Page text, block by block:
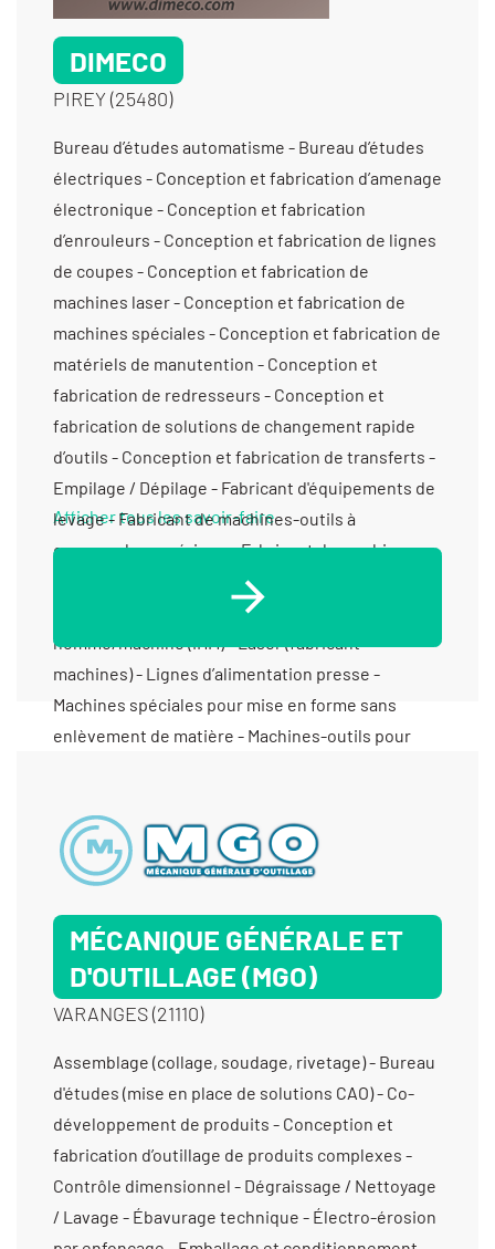
DIMECO
PIREY (25480)
Bureau d’études automatisme - Bureau d’études
électriques - Conception et fabrication d’amenage
électronique - Conception et fabrication
d’enrouleurs - Conception et fabrication de lignes
de coupes - Conception et fabrication de
machines laser - Conception et fabrication de
machines spéciales - Conception et fabrication de
matériels de manutention - Conception et
fabrication de redresseurs - Conception et
fabrication de solutions de changement rapide
d’outils - Conception et fabrication de transferts -
Empilage / Dépilage - Fabricant d'équipements de
levage - Fabricant de machines-outils à
commande numérique - Fabricant de machines-
outils de série - Fabrication de sous-ensembles et
d'ensembles pour machines spéciales - Interface
homme/machine (IHM) - Laser (fabricant
machines) - Lignes d’alimentation presse -
Machines spéciales pour mise en forme sans
enlèvement de matière - Machines-outils pour
sans enlèvement de matière - Négoce de produits
industriels - Pliage - Poinçonneuse - Redressage -
Rétrofit machines-outils
Afficher tous les savoir-faire
MÉCANIQUE GÉNÉRALE ET
D'OUTILLAGE (MGO)
VARANGES (21110)
Assemblage (collage, soudage, rivetage) - Bureau d'études (mise en place de solutions CAO) - Co-développement de produits - Conception et fabrication d’outillage de produits complexes - Contrôle dimensionnel - Dégraissage / Nettoyage / Lavage - Ébavurage technique - Électro-érosion par enfonçage - Emballage et conditionnement - Fabricant d'équipements de levage - Fabricant de machines spéciales - Fabrication d’ensembles et de sous-ensembles - Fabrication de châssis et bâtis mécano-soudés - Fabrication de sous-ensembles et d'ensembles pour machines spéciales - Filetage - Fraisage grandes dimensions - Fraisage horizontal - Fraisage proto - Fraisage série - Fraisage vertical - Gabarit de contrôle/ Maquette de contrôle - Gravure - Machines spéciales d’assemblage (auto / semi-auto) - Maintenance machines spéciales - Mécanique générale de précision - Mécano soudure - Métrologie avec contact (palpage) - Usage interne - Montage d’usinages - Perçage - Rectification plane - Sablage - Taraudage - Tournage 2 axes - Tournage 3 axes - Tournage 4 axes - Tournage multifonctions - Tournage Ø 401 mm à 1000 mm - Tournage Ø de 20 à 200 mm - Tournage Ø de 201 à 400 mm -